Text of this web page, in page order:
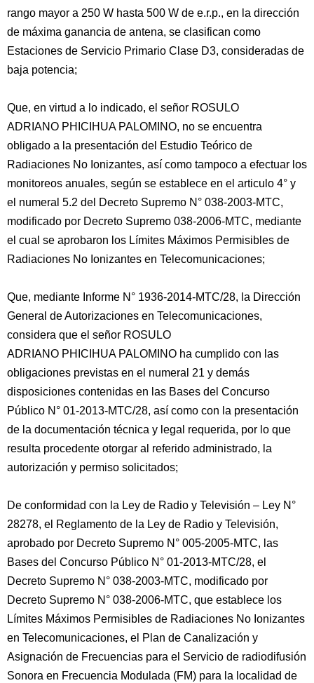
rango mayor a 250 W hasta 500 W de e.r.p., en la dirección
de máxima ganancia de antena, se clasifican como
Estaciones de Servicio Primario Clase D3, consideradas de
baja potencia;
Que, en virtud a lo indicado, el señor ROSULO
ADRIANO PHICIHUA PALOMINO, no se encuentra
obligado a la presentación del Estudio Teórico de
Radiaciones No Ionizantes, así como tampoco a efectuar los
monitoreos anuales, según se establece en el articulo 4° y
el numeral 5.2 del Decreto Supremo N° 038-2003-MTC,
modificado por Decreto Supremo 038-2006-MTC, mediante
el cual se aprobaron los Límites Máximos Permisibles de
Radiaciones No Ionizantes en Telecomunicaciones;
Que, mediante Informe N° 1936-2014-MTC/28, la Dirección
General de Autorizaciones en Telecomunicaciones,
considera que el señor ROSULO
ADRIANO PHICIHUA PALOMINO ha cumplido con las
obligaciones previstas en el numeral 21 y demás
disposiciones contenidas en las Bases del Concurso
Público N° 01-2013-MTC/28, así como con la presentación
de la documentación técnica y legal requerida, por lo que
resulta procedente otorgar al referido administrado, la
autorización y permiso solicitados;
De conformidad con la Ley de Radio y Televisión – Ley N°
28278, el Reglamento de la Ley de Radio y Televisión,
aprobado por Decreto Supremo N° 005-2005-MTC, las
Bases del Concurso Público N° 01-2013-MTC/28, el
Decreto Supremo N° 038-2003-MTC, modificado por
Decreto Supremo N° 038-2006-MTC, que establece los
Límites Máximos Permisibles de Radiaciones No Ionizantes
en Telecomunicaciones, el Plan de Canalización y
Asignación de Frecuencias para el Servicio de radiodifusión
Sonora en Frecuencia Modulada (FM) para la localidad de